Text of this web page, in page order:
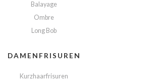
Balayage
Ombre
Long Bob
DAMENFRISUREN
Kurzhaarfrisuren